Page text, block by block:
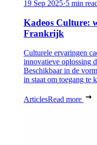
19 Sep 2025·5 min
Kadeos Culture:
Frankrijk
Culturele ervaringen
innovatieve oplossing
Beschikbaar in de
in staat om toegang te
ArticlesRead more